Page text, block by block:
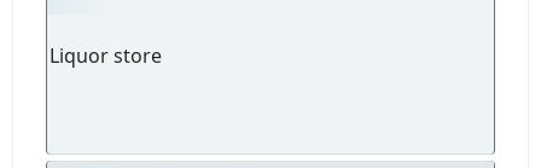
Liquor store